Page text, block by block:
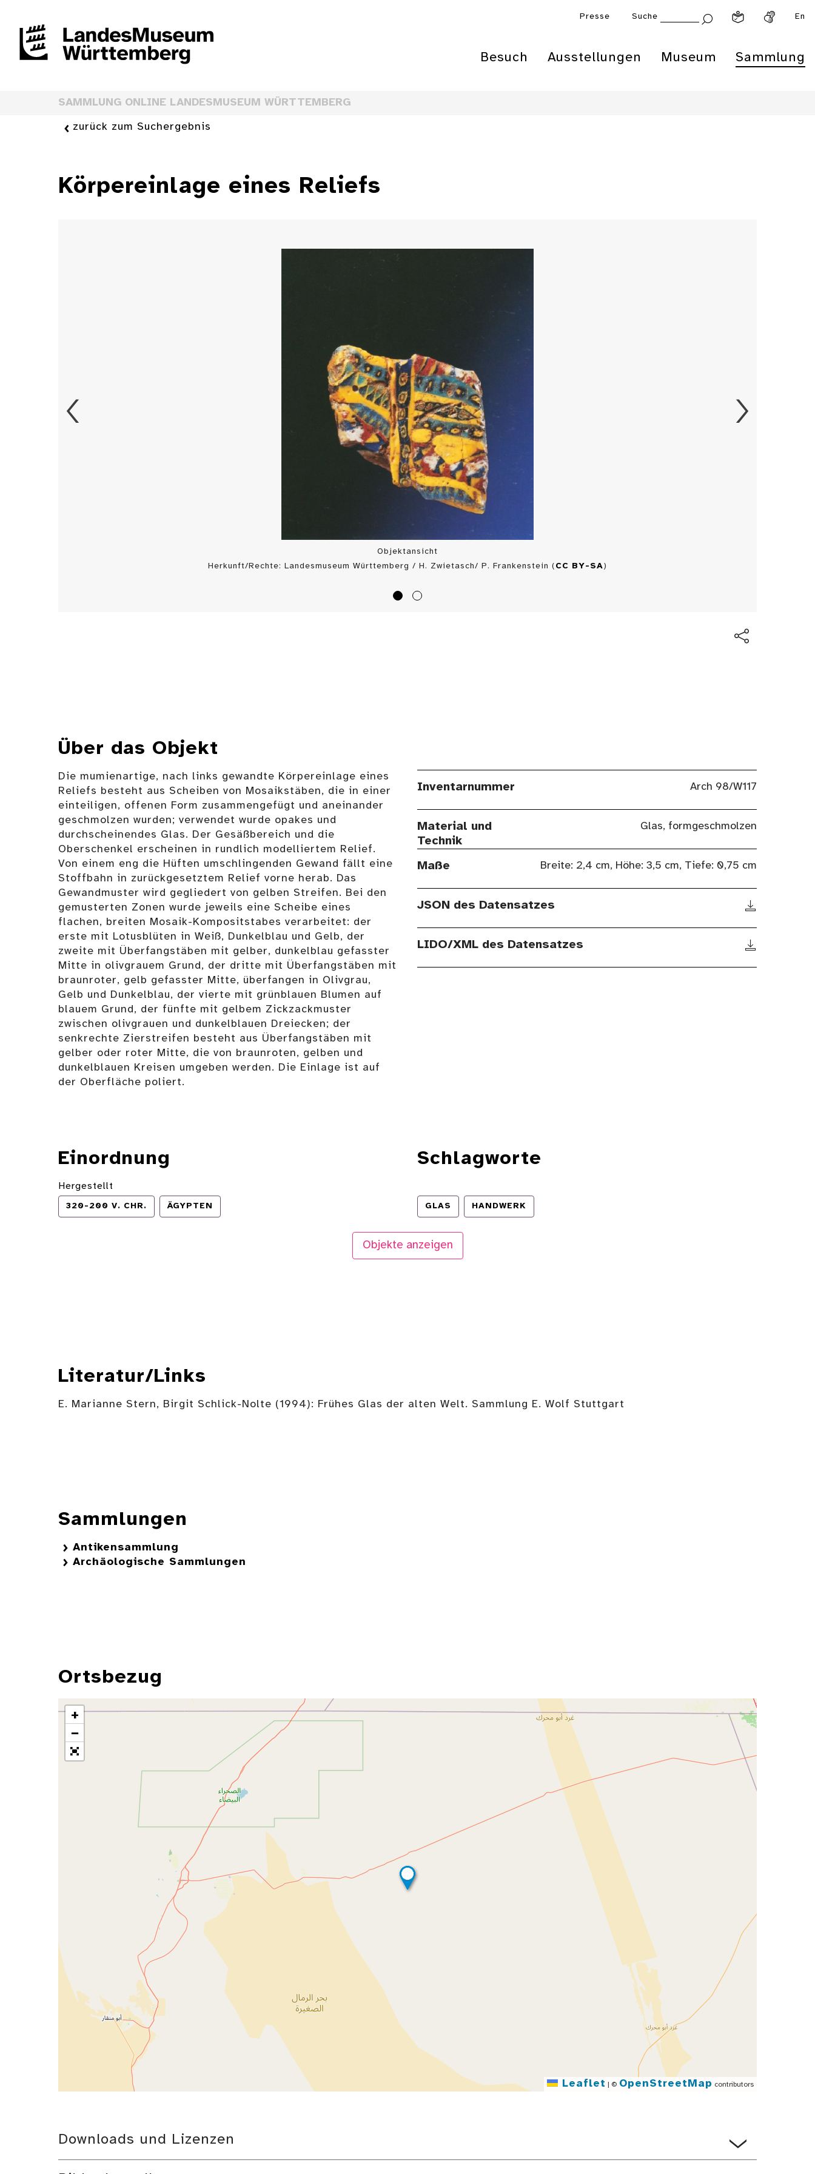
Presse Suche En
Besuch Ausstellungen Museum Sammlung
SAMMLUNG ONLINE LANDESMUSEUM WÜRTTEMBERG
zurück zum Suchergebnis
Körpereinlage eines Reliefs
Objektansicht
Herkunft/Rechte: Landesmuseum Württemberg / H. Zwietasch/ P. Frankenstein ( CC BY-SA)
Über das Objekt
Die mumienartige, nach links gewandte Körpereinlage eines
Reliefs besteht aus Scheiben von Mosaikstäben, die in einer
einteiligen, offenen Form zusammengefügt und aneinander
geschmolzen wurden; verwendet wurde opakes und
durchscheinendes Glas. Der Gesäßbereich und die
Oberschenkel erscheinen in rundlich modelliertem Relief.
Von einem eng die Hüften umschlingenden Gewand fällt eine
Stoffbahn in zurückgesetztem Relief vorne herab. Das
Gewandmuster wird gegliedert von gelben Streifen. Bei den
gemusterten Zonen wurde jeweils eine Scheibe eines
flachen, breiten Mosaik-Kompositstabes verarbeitet: der
erste mit Lotusblüten in Weiß, Dunkelblau und Gelb, der
zweite mit Überfangstäben mit gelber, dunkelblau gefasster
Mitte in olivgrauem Grund, der dritte mit Überfangstäben mit
braunroter, gelb gefasster Mitte, überfangen in Olivgrau,
Gelb und Dunkelblau, der vierte mit grünblauen Blumen auf
blauem Grund, der fünfte mit gelbem Zickzackmuster
zwischen olivgrauen und dunkelblauen Dreiecken; der
senkrechte Zierstreifen besteht aus Überfangstäben mit
gelber oder roter Mitte, die von braunroten, gelben und
dunkelblauen Kreisen umgeben werden. Die Einlage ist auf
der Oberfläche poliert.
Inventarnummer Arch 98/W117
Material und
Technik
Glas, formgeschmolzen
Maße Breite: 2,4 cm, Höhe: 3,5 cm, Tiefe: 0,75 cm
JSON des Datensatzes
LIDO/XML des Datensatzes
Einordnung
Hergestellt
320-200 V. CHR. ÄGYPTEN
Schlagworte
GLAS HANDWERK
Objekte anzeigen
Literatur/Links
E. Marianne Stern, Birgit Schlick-Nolte (1994): Frühes Glas der alten Welt. Sammlung E. Wolf Stuttgart
Sammlungen
Antikensammlung
Archäologische Sammlungen
Ortsbezug
+
−
Leaflet © OpenStreetMap contributors
Downloads und Lizenzen